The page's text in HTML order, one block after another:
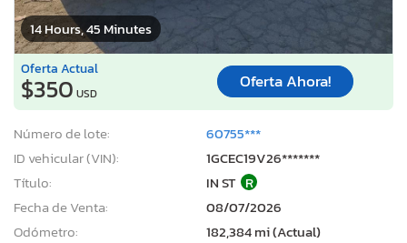
14 Hours, 45 Minutes
Oferta Actual
$350 USD
Oferta Ahora!
Número de lote:
60755***
ID vehicular (VIN):
1GCEC19V26*******
Título:
IN ST R
Fecha de Venta:
08/07/2026
Odómetro:
182,384 mi (Actual)